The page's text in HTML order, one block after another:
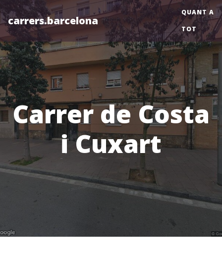
carrers.barcelona
QUANT A
TOT
Carrer de Costa
i Cuxart